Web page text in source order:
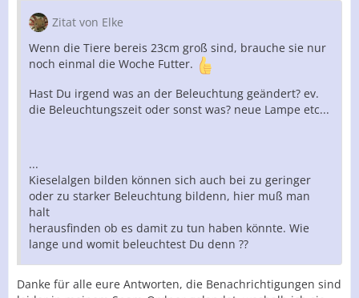
Zitat von Elke
Wenn die Tiere bereis 23cm groß sind, brauche sie nur
noch einmal die Woche Futter.
Hast Du irgend was an der Beleuchtung geändert? ev.
die Beleuchtungszeit oder sonst was? neue Lampe etc...
...
Kieselalgen bilden können sich auch bei zu geringer
oder zu starker Beleuchtung bildenn, hier muß man
halt
herausfinden ob es damit zu tun haben könnte. Wie
lange und womit beleuchtest Du denn ??
Danke für alle eure Antworten, die Benachrichtigungen sind